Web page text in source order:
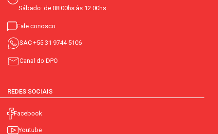
Sábado: de 08:00hs às 12:00hs
Fale conosco
SAC +55 31 9744 5106
Canal do DPO
REDES SOCIAIS
Facebook
Youtube